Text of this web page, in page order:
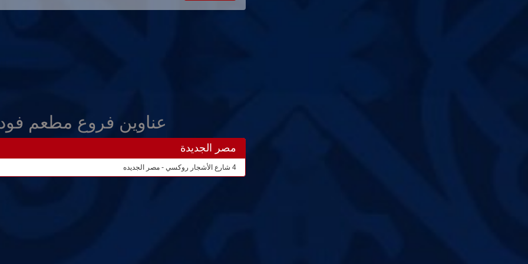
عناوين فروع مطعم
مصر الجديدة
4 شارع الأشجار روكسي - مصر الجديده